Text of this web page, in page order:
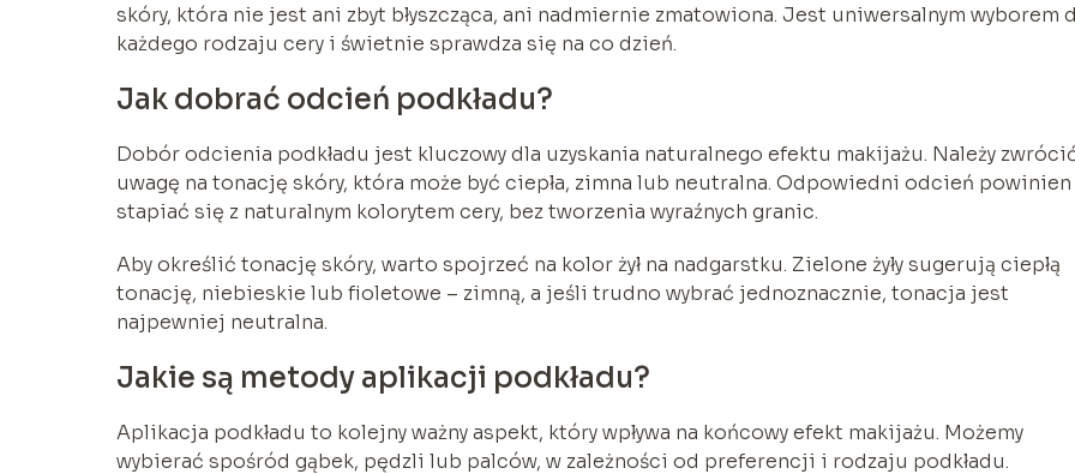
skóry, która nie jest ani zbyt błyszcząca, ani nadmiernie zmatowiona. Jest uniwersalnym wyborem
każdego rodzaju cery i świetnie sprawdza się na co dzień.
Jak dobrać odcień podkładu?
Dobór odcienia podkładu jest kluczowy dla uzyskania naturalnego efektu makijażu. Należy
uwagę na tonację skóry, która może być ciepła, zimna lub neutralna. Odpowiedni odcień powinien
stapiać się z naturalnym kolorytem cery, bez tworzenia wyraźnych granic.
Aby określić tonację skóry, warto spojrzeć na kolor żył na nadgarstku. Zielone żyły sugerują ciepłą
tonację, niebieskie lub fioletowe – zimną, a jeśli trudno wybrać jednoznacznie, tonacja jest
najpewniej neutralna.
Jakie są metody aplikacji podkładu?
Aplikacja podkładu to kolejny ważny aspekt, który wpływa na końcowy efekt makijażu. Możemy
wybierać spośród gąbek, pędzli lub palców, w zależności od preferencji i rodzaju podkładu.